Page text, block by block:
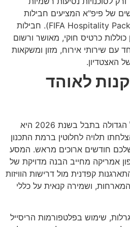
של פיפ"א המציעים חבילות
אירוח רשמיות (FIFA Hospitality Packages). חבילות
כוללות כרטיס חוקי, מאושר ורשום
ב-100%, יחד עם שירותי אירוח, מזון ומשקאות
לאוהד
השתתפות בחגיגת הכדורגל הגדולה בתבל בשנת 2026 היא
תלויה לחלוטין ברמת התכנון
שלכם חודשים ארוכים מראש. המסע
אמריקה מחייב הבנה מדויקת של
קפדנית מול דרישות הוויזות
ושמירה קנאית על כללי
שימוש בפלטפורמות הריסייל